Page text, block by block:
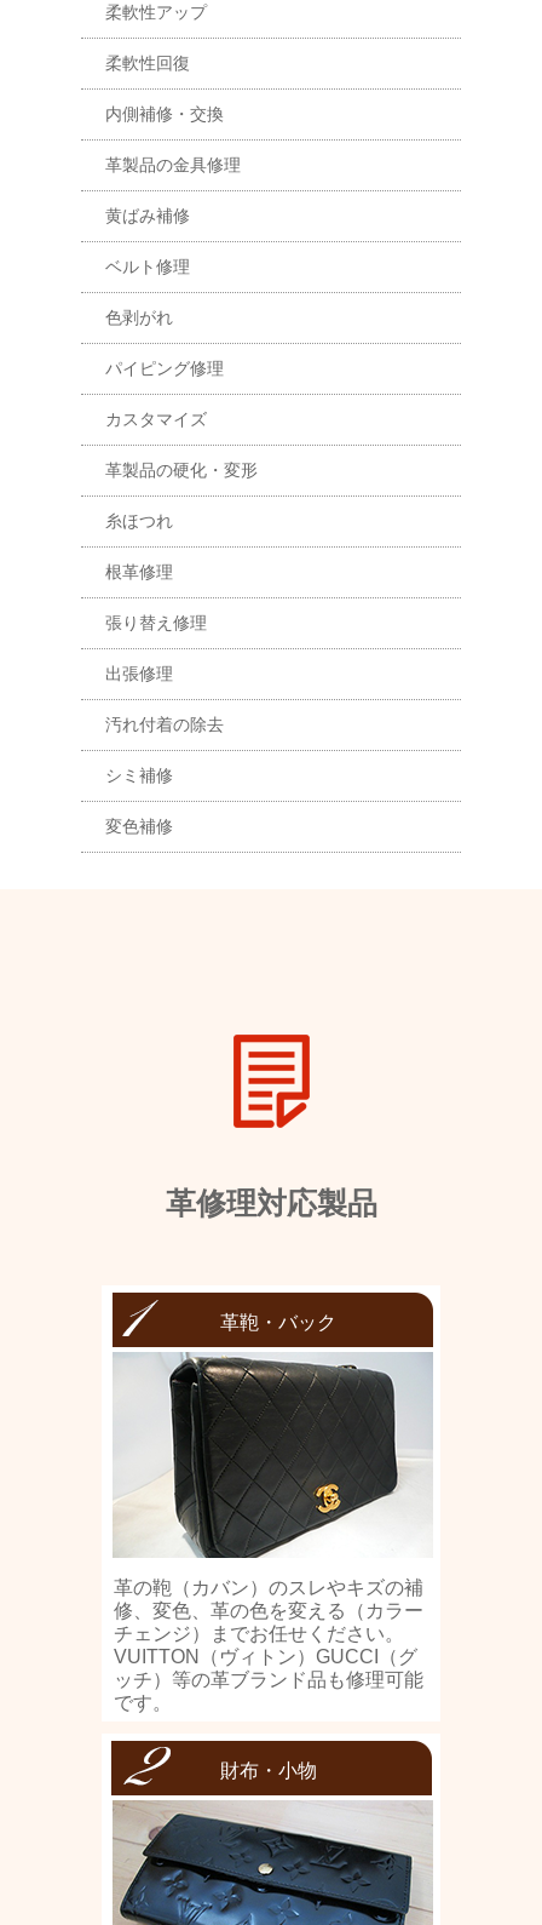
柔軟性アップ
柔軟性回復
内側補修・交換
革製品の金具修理
黄ばみ補修
ベルト修理
色剥がれ
パイピング修理
カスタマイズ
革製品の硬化・変形
糸ほつれ
根革修理
張り替え修理
出張修理
汚れ付着の除去
シミ補修
変色補修
革修理対応製品
革鞄・バック
革の鞄（カバン）のスレやキズの補
修、変色、革の色を変える（カラー
チェンジ）までお任せください。
VUITTON（ヴィトン）GUCCI（グ
ッチ）等の革ブランド品も修理可能
です。
財布・小物